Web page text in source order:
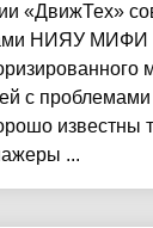
«ДвижТех»
НИЯУ МИФИ
с проблемами
известны
...